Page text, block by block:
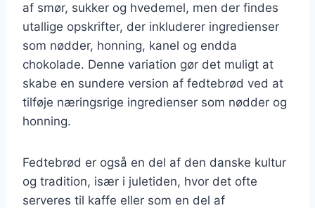
af smør, sukker og hvedemel, men der findes
utallige opskrifter, der inkluderer ingredienser
som nødder, honning, kanel og endda
chokolade. Denne variation gør det muligt at
skabe en sundere version af fedtebrød ved at
tilføje næringsrige ingredienser som nødder og
honning.
Fedtebrød er også en del af den danske kultur
og tradition, især i juletiden, hvor det ofte
serveres til kaffe eller som en del af